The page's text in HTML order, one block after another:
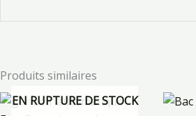
Produits similaires
EN RUPTURE DE STOCK